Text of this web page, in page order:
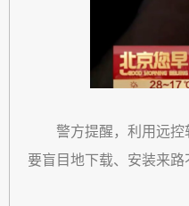
警方提醒，利用远
要盲目地下载、安装来路